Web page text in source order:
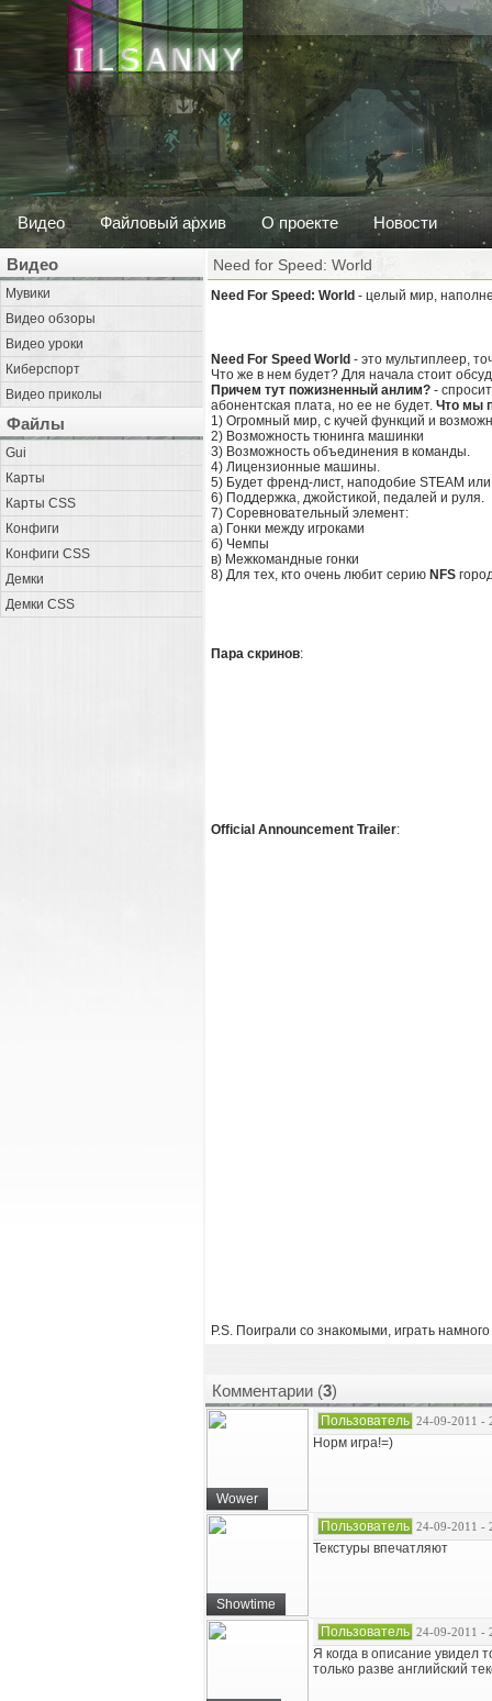
Видео Файловый архив О проекте Новости
Видео
Мувики
Видео обзоры
Видео уроки
Киберспорт
Видео приколы
Файлы
Gui
Карты
Карты CSS
Конфиги
Конфиги CSS
Демки
Демки CSS
Need for Speed: World
Need For Speed: World - целый мир,
Need For Speed World - это мультиплеер,
Что же в нем будет? Для начала стоит
Причем тут пожизненный анлим? -
абонентская плата, но ее не будет. Что мы
1) Огромный мир, с кучей функций и
2) Возможность тюнинга машинки
3) Возможность объединения в команды.
4) Лицензионные машины.
5) Будет френд-лист, наподобие STEAM
6) Поддержка, джойстикой, педалей и руля.
7) Соревновательный элемент:
а) Гонки между игроками
б) Чемпы
в) Межкомандные гонки
8) Для тех, кто очень любит серию NFS
Пара скринов:
Official Announcement Trailer:
P.S. Поиграли со знакомыми, играть
Комментарии (3)
Wower
Пользователь 24-09-2011 -
Норм игра!=)
Showtime
Пользователь 24-09-2011 -
Текстуры впечатляют
Пользователь 24-09-2011 -
Я когда в описание увидел
только разве английский